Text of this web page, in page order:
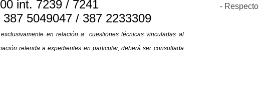
int. 7239 / 7241
5049047 / 387 2233309
en relación a cuestiones técnicas vinculadas al
referida a expedientes en particular, deberá ser consultada
-